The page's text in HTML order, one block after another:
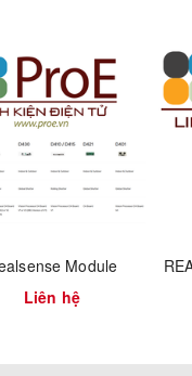
Module
Liên hệ